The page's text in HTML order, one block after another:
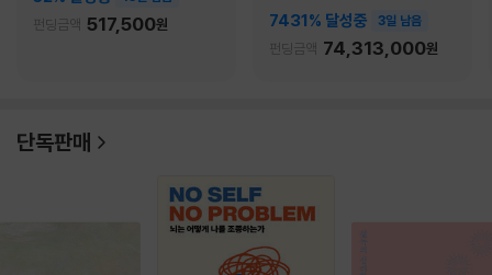
펀딩금액 517,500원 7431% 달성중 3일 남음
펀딩금액 74,313,000원
단독판매